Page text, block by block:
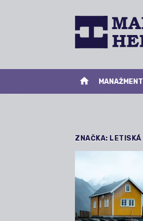
home MANAŽMENT
ZNAČKA: LETISKÁ